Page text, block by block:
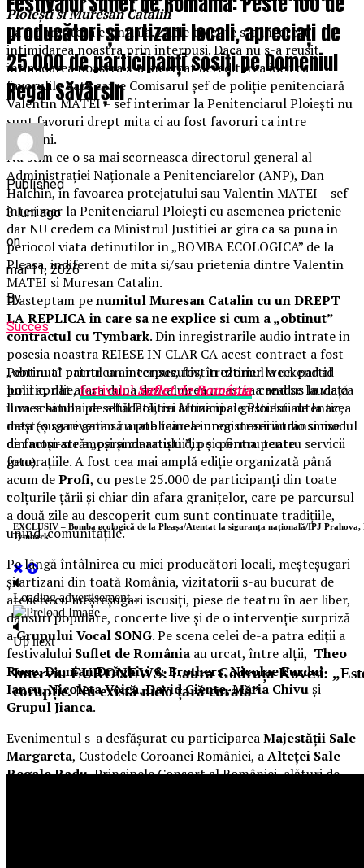
Ploieşti si Muresan Catalin
Ca o paranteza esentiala. Zilele trecute s-a incercat
intimidarea noastra prin interpusi. Daca nu s-a reusit
intimidarea noastra s-a incercat acreditarea ideii ca
favorulile date catre Comisarul șef de poliție penitenciară
Valentin MATEI – sef interimar la Penitenciarul Ploieşti nu
sunt favoruri drept mita ci au fost favoruri ca intre
prieteni.
Nu stim ce o sa mai scorneasca directorul general al
Administraţiei Naţionale a Penitenciarelor (ANP), Dan
Halchin, in favoarea protejatului sau Valentin MATEI – sef
interimar la Penitenciarul Ploieşti cu asemenea prietenie
dar NU credem ca Ministrul Justitiei ar gira ca sa puna in
periocol viata detinutilor in „BOMBA ECOLOGICA” de la
Pleasa, indiferent de mita si/sau prietenia dintre Valentin
MATEI si Muresan Catalin.
Il asteptam penumitul Muresan Catalin cu un DREPT
LA REPLICA in care sa ne explice si cum a „obtinut”
contractul cu Tymbark. Din inregistrarile audio intrate in
posesia noastra REIESE IN CLAR CA acest contract a fost
„obtinut” printr-un interpus, fost trezorier la un partid
politic, dat afara dupa dezvaluirea noastra cand se lauda ca
il va schimba pe seful Politiei Municipale Ploiesti de la acea
data (o sa revenim cu publicarea inregistrarii audio si modul
de facturare a „parandaratului”, pe o firma pentru servicii
foto).
.
producători și artizani locali, apreciați de
25.000 de participanți sosiți pe Domeniul
Regal Săvârșin
Published
3 luni ago
on
mai 11, 2026
By
Succes
Pentru al patrulea an consecutiv, în ultimul weekend al
lunii aprilie,festivalulSuflet de Româniaa readus la viață
lumea satului de altădată, cu artizani ai gustului autentic,
meșteșugari gata să arate tainele unor meserii transmise
din moși-strămoși și cu artiști din și pentru toate
generațiile. A fost cea mai amplă ediție organizată până
acum deProfi, cu peste 25.000 de participanți din toate
colțurile țării și chiar din afara granițelor, care pe parcursul
a două zile au descoperit cum sunt continuate tradițiile,
unind comunitățile.
Pe lângă întâlnirea cu mici producători locali, meșteșugari
și artizani din toată România, vizitatorii s-au bucurat de
ateliere cu meșteșugari iscusiți, piese de teatru în aer liber,
dansuri populare, concerte live și de o intervenție surpriză
aGrupului Vocal SONG. Pe scena celei de-a patra ediții a
festivalului Suflet de România au urcat, între alții, Theo
Rose, Damian Drăghici & Brothers, Nicolae Furdui
Iancu, Nicoleta Voica, David Ciente, Maria Chivuși
Grupul Jianca.
Evenimentul s-a desfășurat cu participareaMajestății Sale
Margareta, Custodele Coroanei României, aAlteței Sale
Regale Radu, Principele Consort al României, alături de